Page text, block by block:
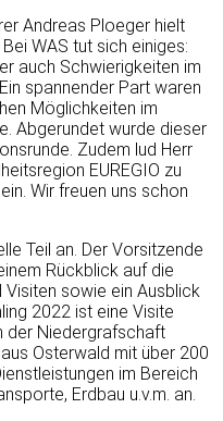
Andreas Ploeger hielt
WAS tut sich einiges:
auch Schwierigkeiten im
spannender Part waren
Möglichkeiten im
Abgerundet wurde dieser
Zudem lud Herr
EUREGIO zu
Wir freuen uns schon
Teil an. Der Vorsitzende
Rückblick auf die
sowie ein Ausblick
2022 ist eine Visite
der Niedergrafschaft
Osterwald mit über 200
im Bereich
Erdbau u.v.m. an.